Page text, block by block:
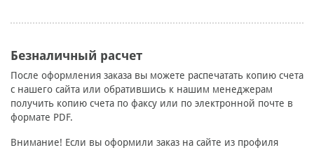
Безналичный расчет
После оформления заказа вы можете распечатать копию счета
с нашего сайта или обратившись к нашим менеджерам
получить копию счета по факсу или по электронной почте в
формате PDF.
Внимание! Если вы оформили заказ на сайте из профиля